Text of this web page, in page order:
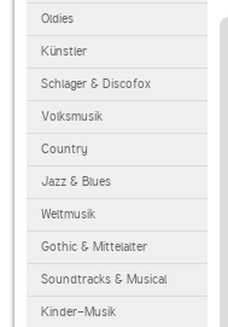
Oldies
Künstler
Schlager & Discofox
Volksmusik
Country
Jazz & Blues
Weltmusik
Gothic & Mittelalter
Soundtracks & Musical
Kinder-Musik